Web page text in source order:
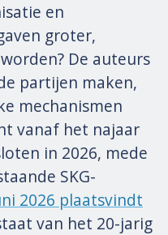
en
groter,
De auteurs
partijen maken,
mechanismen
vanaf het najaar
in 2026, mede
SKG-
2026 plaatsvindt
van het 20-jarig